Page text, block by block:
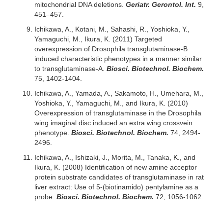
mitochondrial DNA deletions. Geriatr. Gerontol. Int. 9,
451–457.
Ichikawa, A., Kotani, M., Sahashi, R., Yoshioka, Y.,
Yamaguchi, M., Ikura, K. (2011) Targeted
overexpression of Drosophila transglutaminase-B
induced characteristic phenotypes in a manner similar
to transglutaminase-A. Biosci. Biotechnol. Biochem.
75, 1402-1404.
Ichikawa, A., Yamada, A., Sakamoto, H., Umehara, M.,
Yoshioka, Y., Yamaguchi, M., and Ikura, K. (2010)
Overexpression of transglutaminase in the Drosophila
wing imaginal disc induced an extra wing crossvein
phenotype. Biosci. Biotechnol. Biochem. 74, 2494-
2496.
Ichikawa, A., Ishizaki, J., Morita, M., Tanaka, K., and
Ikura, K. (2008) Identification of new amine acceptor
protein substrate candidates of transglutaminase in rat
liver extract: Use of 5-(biotinamido) pentylamine as a
probe. Biosci. Biotechnol. Biochem. 72, 1056-1062.